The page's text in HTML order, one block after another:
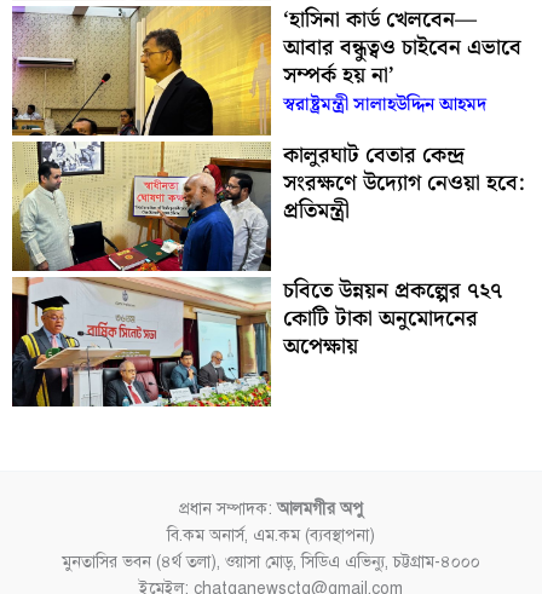
‘হাসিনা কার্ড খেলবেন—
আবার বন্ধুত্বও চাইবেন এভাবে
সম্পর্ক হয় না’
স্বরাষ্ট্রমন্ত্রী সালাহউদ্দিন আহমদ
কালুরঘাট বেতার কেন্দ্র
সংরক্ষণে উদ্যোগ নেওয়া হবে:
প্রতিমন্ত্রী
চবিতে উন্নয়ন প্রকল্পের ৭২৭
কোটি টাকা অনুমোদনের
অপেক্ষায়
প্রধান সম্পাদক:আলমগীর অপু
বি.কম অনার্স, এম.কম (ব্যবস্থাপনা)
মুনতাসির ভবন (৪র্থ তলা), ওয়াসা মোড়, সিডিএ এভিন্যু, চট্টগ্রাম-৪০০০
ইমেইল: chatganewsctg@gmail.com